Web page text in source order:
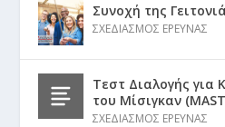
Συνοχή της
ΣΧΕΔΙΑΣΜΟΣ ΕΡΕΥΝΑΣ
Τεστ Διαλογής για
του Μίσιγκαν
ΣΧΕΔΙΑΣΜΟΣ ΕΡΕΥΝΑΣ